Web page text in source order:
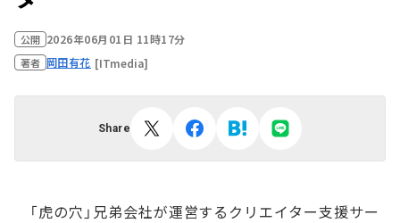
公開 2026年06月01日 11時17分
著者 岡田有花 [ITmedia]
Share
「虎の穴」兄弟会社が運営するクリエイター支援サー